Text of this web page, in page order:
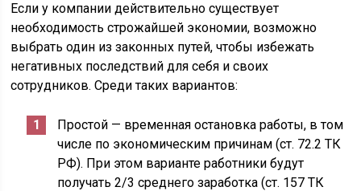
Если у компании действительно существует
необходимость строжайшей экономии, возможно
выбрать один из законных путей, чтобы избежать
негативных последствий для себя и своих
сотрудников. Среди таких вариантов:
Простой — временная остановка работы, в том
числе по экономическим причинам (ст. 72.2 ТК
РФ). При этом варианте работники будут
получать 2/3 среднего заработка (ст. 157 ТК